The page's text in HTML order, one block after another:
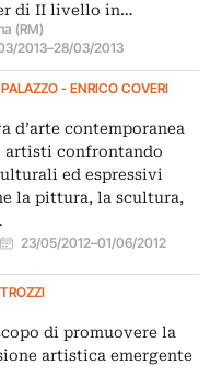
di II livello in…
(RM)
2013–28/03/2013
- ENRICO COVERI
d’arte contemporanea
artisti confrontando
ed espressivi
la pittura, la scultura,
23/05/2012–01/06/2012
di promuovere la
artistica emergente